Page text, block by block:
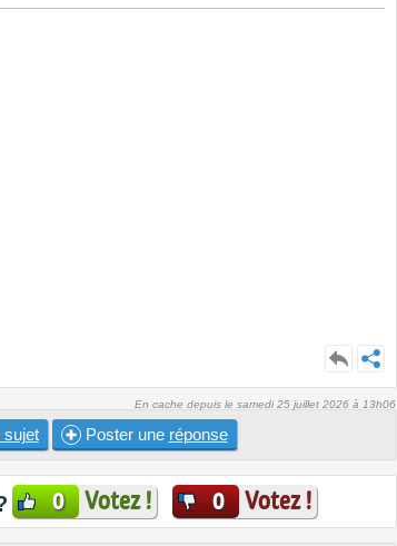
En cache depuis le samedi 25 juillet 2026 à 13h06
sujet Poster une réponse
0 Votez ! 0 Votez !